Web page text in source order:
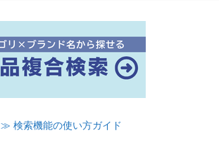
≫ 検索機能の使い方ガイド